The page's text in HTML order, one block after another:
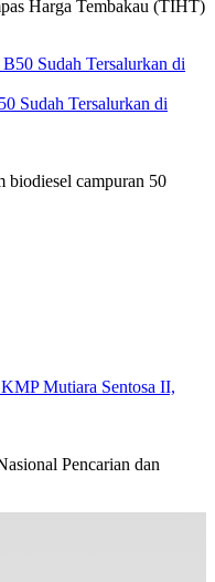
Harga Tembakau (TIHT)
Sudah Tersalurkan di
campuran 50
Mutiara Sentosa II,
Pencarian dan